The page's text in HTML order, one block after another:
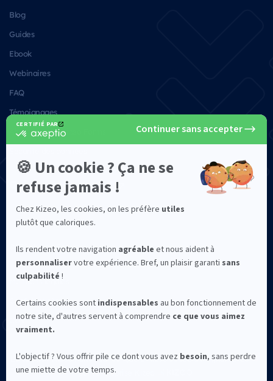
Blog
Guides
Ebook
Webinaires
FAQ
Témoignages
Alternatives à Kizeo Forms
Qui sommes-nous ?
©2026 Kizeo Forms
La solution Kizeo Forms est conçue et développée à Avignon avec
par l'entreprise Kizeo
Mentions légales
Confidentialité
CGV